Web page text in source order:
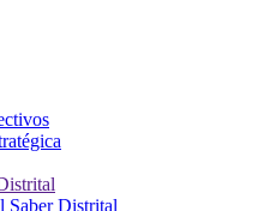
Saber Distrital